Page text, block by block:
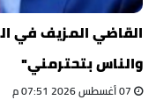
والناس بتحترمني"